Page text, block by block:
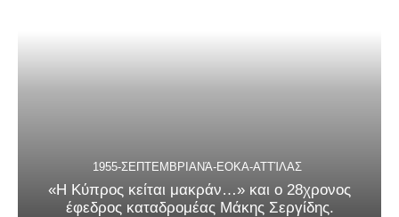
1955-ΣΕΠΤΕΜΒΡΙΑΝΆ-ΕΟΚΑ-ΑΤΤΊΛΑΣ
«Η Κύπρος κείται μακράν…» και ο 28χρονος
έφεδρος καταδρομέας Μάκης Σεργίδης.